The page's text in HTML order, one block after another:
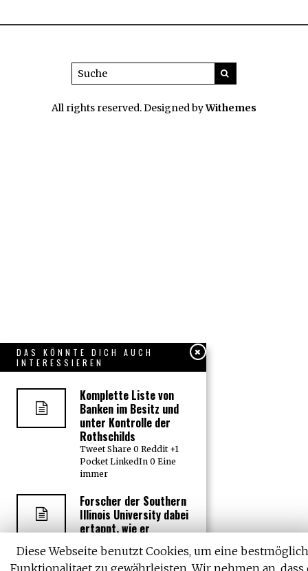
All rights reserved. Designed byWithemes
Diese Webseite benutzt Cookies, um eine
DAS KÖNNTE DICH AUCH
INTERESSIEREN
Komplette Liste von
Banken im Besitz und
unter Kontrolle der
Rothschilds
Tweet Share 0 Reddit +1
Pocket LinkedIn 0 Eine
immer
Forscher der Southern
Illinois University dabei
ertappt, wie er
Menschen in US-Hotels
mit Herpesviren